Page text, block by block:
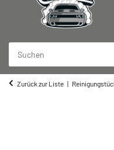
Zurück zur Liste